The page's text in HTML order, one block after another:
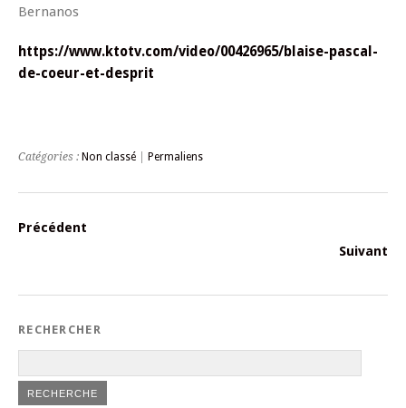
Bernanos
https://www.ktotv.com/video/00426965/blaise-pascal-
de-coeur-et-desprit
Catégories : Non classé Permaliens
Précédent
Suivant
RECHERCHER